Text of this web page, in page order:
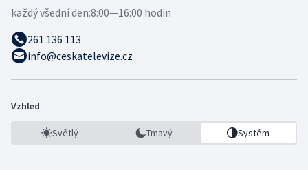
každý všední den:8:00—16:00 hodin
261 136 113
info@ceskatelevize.cz
Vzhled
Světlý Tmavý Systém